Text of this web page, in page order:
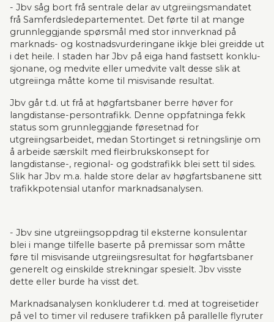
- Jbv såg bort frå sentrale delar av utgreiingsmandatet
frå Samferdsledepartementet. Det førte til at mange
grunnleggjande spørsmål med stor innverknad på
mark­nads- og kost­nads­vurderin­gane ikkje blei greidde ut
i det heile. I staden har Jbv på eiga hand fastsett kon­klu­
sjo­nane, og medvite eller umedvite valt desse slik at
utgreiinga måtte kome til misvisande resultat.
Jbv går t.d. ut frå at høgfartsbaner berre høver for
langdistanse-person­trafikk. Denne oppfat­ninga fekk
status som grunnleggjande føresetnad for
utgreiingsarbeidet, medan Stor­tinget si retningslinje om
å arbeide særskilt med fleir­brukskonsept for
langdistanse-, regional- og gods­trafikk blei sett til sides.
Slik har Jbv m.a. halde store delar av høgfartsbanene sitt
trafikkpoten­sial utan­for marknadsanalysen.
- Jbv sine utgreiingsoppdrag til eksterne konsulentar
blei i mange tilfelle baserte på pre­missar som måtte
føre til misvisande utgreiingsresultat for høgfartsbaner
generelt og einskilde strek­nin­gar spesielt. Jbv visste
dette eller burde ha visst det.
Marknadsanalysen konkluderer t.d. med at togreisetider
på vel to timer vil redusere tra­fikken på parallelle flyruter